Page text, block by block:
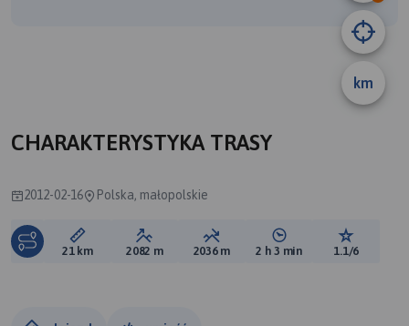
km
CHARAKTERYSTYKA TRASY
2012-02-16 Polska, małopolskie
Długość trasy:
21 km Suma przewyższeń:
2082 m Suma spadków:
2036 m Średni czas potrzebny
2 h 3 min Ocena
1.1/6